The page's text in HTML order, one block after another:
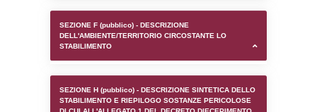
SEZIONE D (pubblico) - INFORMAZIONI
AUTORIZZAZIONI/CERTIFICAZIONI E